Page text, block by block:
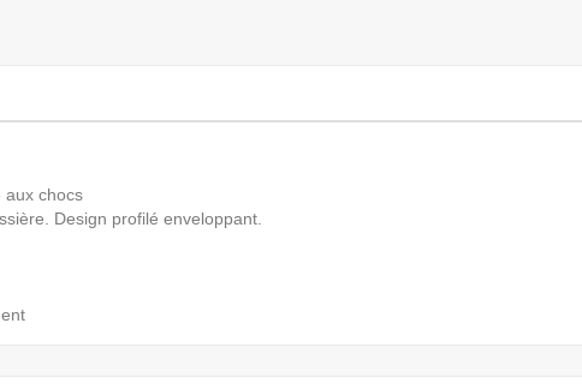
aux chocs
Design profilé enveloppant.